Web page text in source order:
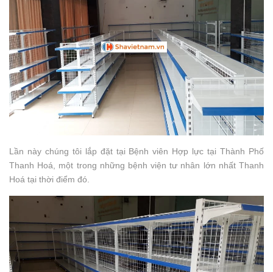
Lần này chúng tôi lắp đặt tại Bệnh viên Hợp lực tại Thành Phố
Thanh Hoá, một trong những bệnh viện tư nhân lớn nhất Thanh
Hoá tại thời điểm đó.